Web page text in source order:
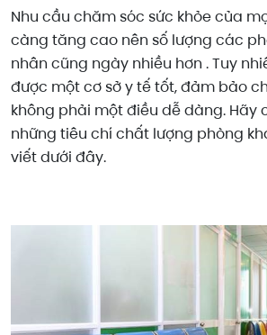
Nhu cầu chăm sóc sức khỏe của
càng tăng cao nên số lượng các
nhân cũng ngày nhiều hơn . Tuy
được một cơ sở y tế tốt, đảm bảo
không phải một điều dễ dàng. Hãy
những tiêu chí chất lượng phòng
viết dưới đây.